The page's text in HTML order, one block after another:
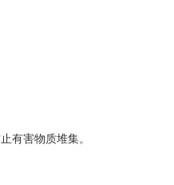
有害物质堆集。